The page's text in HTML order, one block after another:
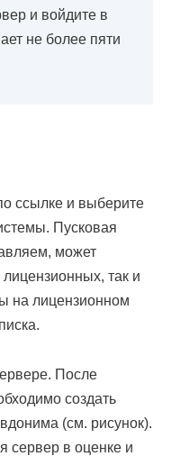
и войдите в
не более пяти
ссылке и выберите
Пусковая
может
так и
на лицензионном
После
создать
(см. рисунок).
сервер в оценке и